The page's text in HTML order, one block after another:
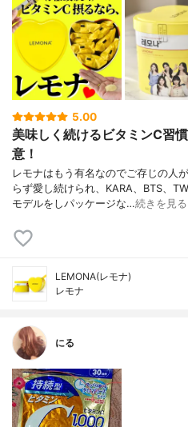
5.00
美味しく続けるビタミンC習
意！
レモナはもう有名なのでご存じの人
らず愛し続けられ、KARA、BTS、
モデルをしパッケージな…続きを見る
LEMONA(レモナ)
レモナ
にる